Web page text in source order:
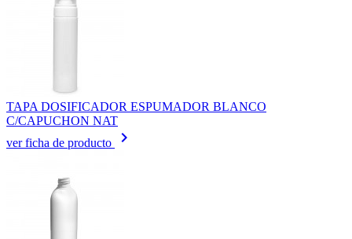
TAPA DOSIFICADOR ESPUMADOR BLANCO
C/CAPUCHON NAT
ver ficha de producto
keyboard_arrow_right